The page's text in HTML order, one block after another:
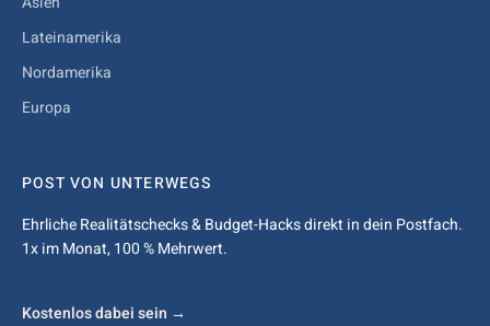
Lateinamerika
Nordamerika
Europa
POST VON UNTERWEGS
Ehrliche Realitätschecks & Budget-Hacks direkt in dein Postfach.
1x im Monat, 100 % Mehrwert.
Kostenlos dabei sein →